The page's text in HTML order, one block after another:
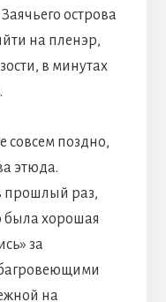
острова
на пленэр,
в минутах
поздно,
этюда.
прошлый раз,
была хорошая
за
на